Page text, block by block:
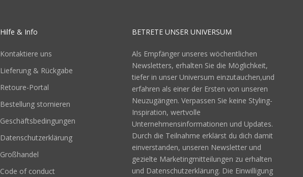
Hilfe & Info
Kontaktiere uns
Lieferung & Rückgabe
Retoure-Portal
Bestellung stornieren
Geschäftsbedingungen
Datenschutzerklärung
Großhandel
Code of conduct
BETRETE UNSER UNIVERSUM
Als Empfänger unseres wöchentlichen
Newsletters, erhalten Sie die Möglichkeit,
tiefer in unser Universum einzutauchen,und
erfahren als einer der Ersten von unseren
Neuzugängen. Verpassen Sie keine Styling-
Inspiration, wertvolle
Unternehmensinformationen und Updates.
Durch die Teilnahme erklärst du dich damit
einverstanden, unseren Newsletter und
gezielte Marketingmitteilungen zu erhalten
und Datenschutzerklärung. Die Einwilligung